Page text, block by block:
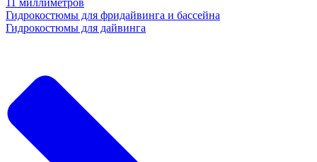
Гидрокостюмы для фридайвинга и бассейна
Гидрокостюмы для дайвинга